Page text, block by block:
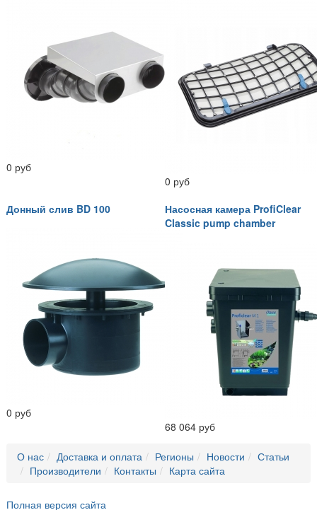
0 руб
0 руб
Донный слив BD 100
0 руб
Насосная камера ProfiClear
Classic pump chamber
68 064 руб
О нас Доставка и оплата Регионы Новости
Статьи
Производители
Контакты Карта сайта
Полная версия сайта